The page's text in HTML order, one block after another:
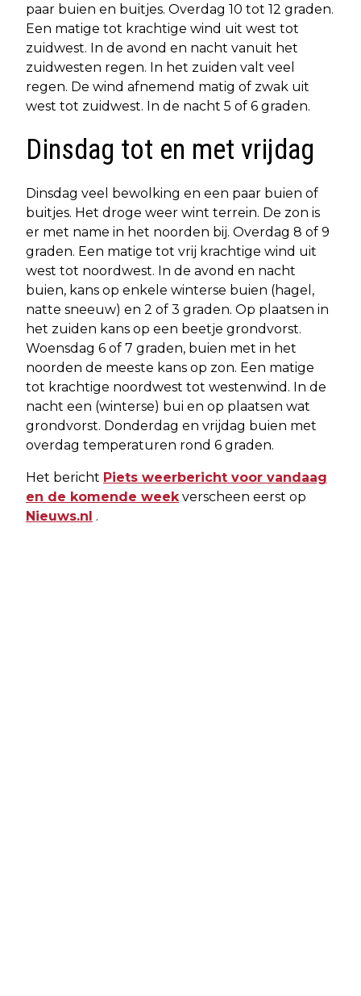
paar buien en buitjes. Overdag 10 tot 12 graden.
Een matige tot krachtige wind uit west tot
zuidwest. In de avond en nacht vanuit het
zuidwesten regen. In het zuiden valt veel
regen. De wind afnemend matig of zwak uit
west tot zuidwest. In de nacht 5 of 6 graden.
Dinsdag tot en met vrijdag
Dinsdag veel bewolking en een paar buien of
buitjes. Het droge weer wint terrein. De zon is
er met name in het noorden bij. Overdag 8 of 9
graden. Een matige tot vrij krachtige wind uit
west tot noordwest. In de avond en nacht
buien, kans op enkele winterse buien (hagel,
natte sneeuw) en 2 of 3 graden. Op plaatsen in
het zuiden kans op een beetje grondvorst.
Woensdag 6 of 7 graden, buien met in het
noorden de meeste kans op zon. Een matige
tot krachtige noordwest tot westenwind. In de
nacht een (winterse) bui en op plaatsen wat
grondvorst. Donderdag en vrijdag buien met
overdag temperaturen rond 6 graden.
Het bericht Piets weerbericht voor vandaag
en de komende weekverscheen eerst op
Nieuws.nl .